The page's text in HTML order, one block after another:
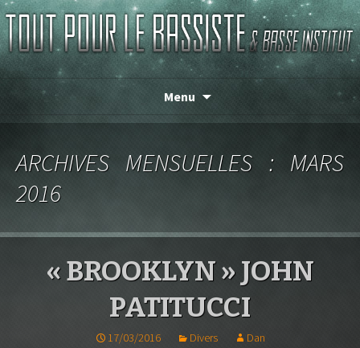
TOUT POUR LE BASSISTE
de basse depuis 1986 !
Menu
ARCHIVES MENSUELLES : MARS
2016
« BROOKLYN » JOHN
PATITUCCI
17/03/2016 Divers Dan